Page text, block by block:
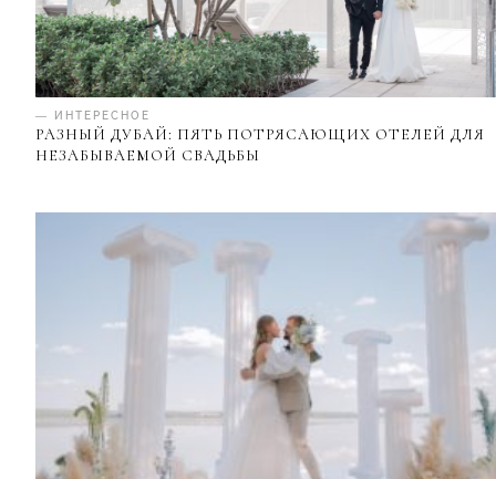
— ИНТЕРЕСНОЕ
РАЗНЫЙ ДУБАЙ: ПЯТЬ ПОТРЯСАЮЩИХ ОТЕЛЕЙ ДЛЯ
НЕЗАБЫВАЕМОЙ СВАДЬБЫ